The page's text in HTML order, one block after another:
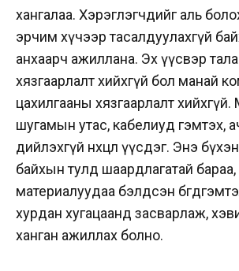
хангалаа. Хэрэглэгчдийг аль
эрчим хүчээр тасалдуулахгүй
анхаарч ажиллана. Эх үүсвэр
хязгаарлалт хийхгүй бол манай
цахилгааны хязгаарлалт
шугамын утас, кабелиуд гэмтэх,
дийлэхгүй нөхцөл үүсдэг. Энэ
байхын тулд шаардлагатай бараа,
материалуудаа бэлдсэн
хурдан хугацаанд засварлаж,
ханган ажиллах болно.